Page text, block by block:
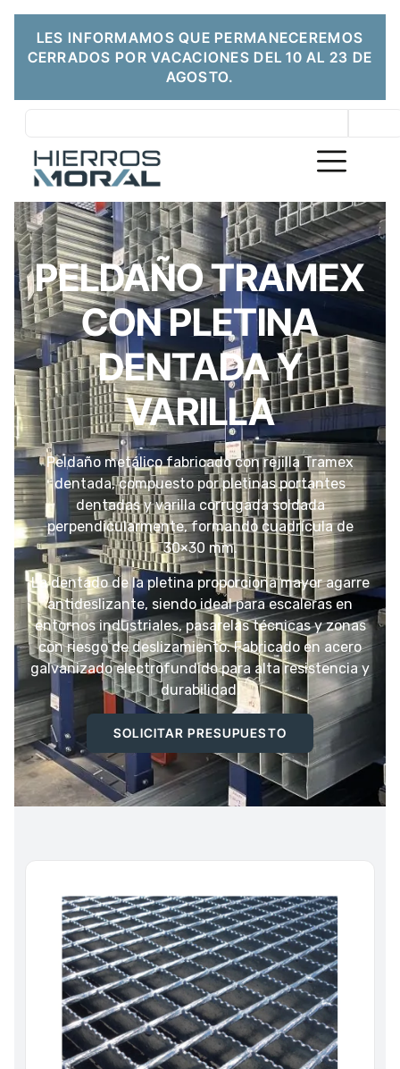
LES INFORMAMOS QUE PERMANECEREMOS
CERRADOS POR VACACIONES DEL 10 AL 23 DE
AGOSTO.
PELDAÑO TRAMEX
CON PLETINA
DENTADA Y
VARILLA
Peldaño metálico fabricado con rejilla Tramex
dentada, compuesto por pletinas portantes
dentadas y varilla corrugada soldada
perpendicularmente, formando cuadrícula de
30×30 mm.
La dentado de la pletina proporciona mayor agarre
antideslizante, siendo ideal para escaleras en
entornos industriales, pasarelas técnicas y zonas
con riesgo de deslizamiento. Fabricado en acero
galvanizado electrofundido para alta resistencia y
durabilidad.
SOLICITAR PRESUPUESTO